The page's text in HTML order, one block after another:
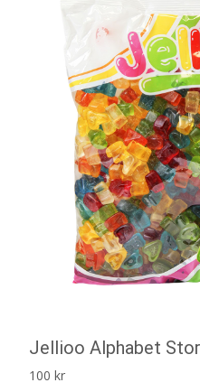
Jellioo Alphabet
100 kr